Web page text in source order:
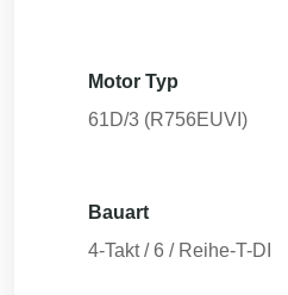
Motor Typ
61D/3 (R756EUVI)
Bauart
4-Takt / 6 / Reihe-T-DI